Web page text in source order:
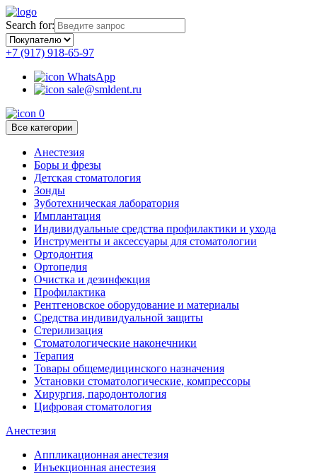
Search for:
+7 (917) 918-65-97
WhatsApp
sale@smldent.ru
0
Все категории
Анестезия
Боры и фрезы
Детская стоматология
Зонды
Зуботехническая лаборатория
Имплантация
Индивидуальные средства профилактики и ухода
Инструменты и аксессуары для стоматологии
Ортодонтия
Ортопедия
Очистка и дезинфекция
Профилактика
Рентгеновское оборудование и материалы
Средства индивидуальной защиты
Стерилизация
Стоматологические наконечники
Терапия
Товары общемедицинского назначения
Установки стоматологические, компрессоры
Хирургия, пародонтология
Цифровая стоматология
Анестезия
Аппликационная анестезия
Инъекционная анестезия